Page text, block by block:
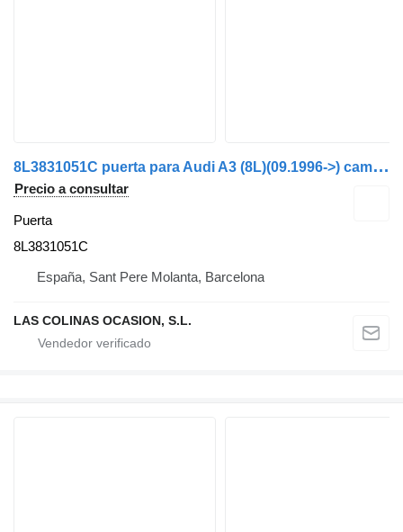
8
L3831051C puerta para Audi A3 (8L)(09.1996->) camión
Precio a consultar
Puerta
8L3831051C
España, Sant Pere Molanta, Barcelona
LAS COLINAS OCASION, S.L.